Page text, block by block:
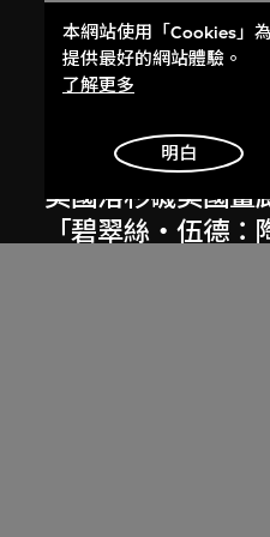
美國畫廊（洛杉磯）
美國洛杉磯美國畫
「碧翠絲‧伍德：
本網站使用「Cookies」
提供最好的網站體驗。
了解更多
明白